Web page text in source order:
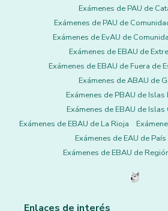
Exámenes de PAU de
Exámenes de PAU de
Exámenes de EvAU de
Exámenes de EBAU de
Exámenes de EBAU de Fuera de
Exámenes de ABAU de
Exámenes de PBAU de Islas
Exámenes de EBAU de Islas
Exámenes de EBAU de La Rioja
Exámenes de EAU de
Exámenes de EBAU de
Enlaces de interés